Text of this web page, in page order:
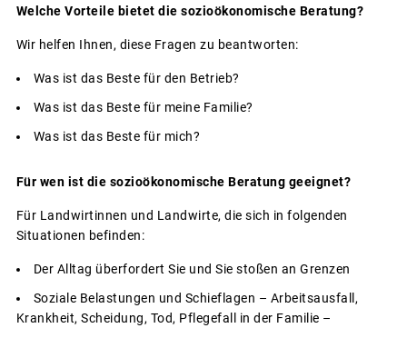
Welche Vorteile bietet die sozioökonomische Beratung?
Wir helfen Ihnen, diese Fragen zu beantworten:
Was ist das Beste für den Betrieb?
Was ist das Beste für meine Familie?
Was ist das Beste für mich?
Für wen ist die sozioökonomische Beratung geeignet?
Für Landwirtinnen und Landwirte, die sich in folgenden
Situationen befinden:
Der Alltag überfordert Sie und Sie stoßen an Grenzen
Soziale Belastungen und Schieflagen – Arbeitsausfall,
Krankheit, Scheidung, Tod, Pflegefall in der Familie –